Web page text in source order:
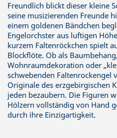
Freundlich blickt dieser kleine
seine musizierenden Freunde
einem goldenen Bändchen
Engelorchster aus luftigen
kurzem Faltenröckchen spielt
Blockflöte. Ob als
Wohnraumdekoration oder
schwebenden Faltenrockengel
Originale des erzgebirgischen
jeden bezaubern. Die Figuren
Hölzern vollständig von Hand
durch ihre Einzigartigkeit.